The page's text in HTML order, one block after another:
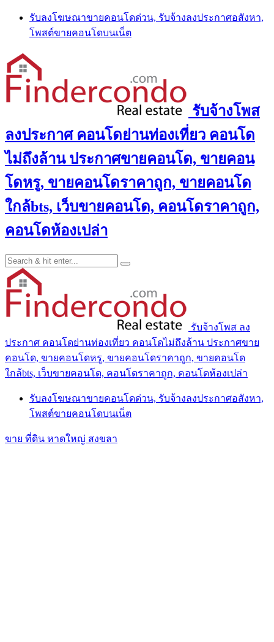
Skip
content
รับลงโฆษณาขายคอนโดด่วน, รับจ้างลงประกาศอสังหา,
โพสต์ขายคอนโดบนเน็ต
รับจ้างโพส
ลงประกาศ คอนโดย่านท่องเที่ยว คอนโด
ไม่ถึงล้าน ประกาศขายคอนโด, ขายคอน
โดหรู, ขายคอนโดราคาถูก, ขายคอนโด
ใกล้bts, เว็บขายคอนโด, คอนโดราคาถูก,
คอนโดห้องเปล่า
รับจ้างโพส ลง
ประกาศ คอนโดย่านท่องเที่ยว คอนโดไม่ถึงล้าน ประกาศขาย
คอนโด, ขายคอนโดหรู, ขายคอนโดราคาถูก, ขายคอนโด
ใกล้bts, เว็บขายคอนโด, คอนโดราคาถูก, คอนโดห้องเปล่า
รับลงโฆษณาขายคอนโดด่วน, รับจ้างลงประกาศอสังหา,
โพสต์ขายคอนโดบนเน็ต
ขาย ที่ดิน หาดใหญ่ สงขลา